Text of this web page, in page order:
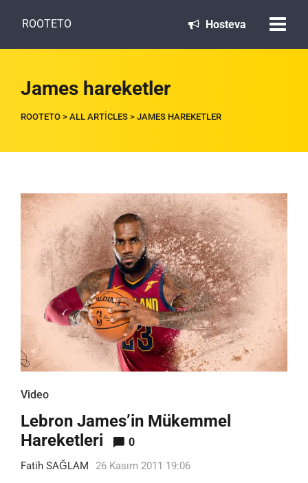
ROOTETO Hosteva
James hareketler
ROOTETO > ALL ARTICLES > JAMES HAREKETLER
Video
Lebron James’in Mükemmel
Hareketleri
0
Fatih SAĞLAM 26 Kasım 2011 19:06